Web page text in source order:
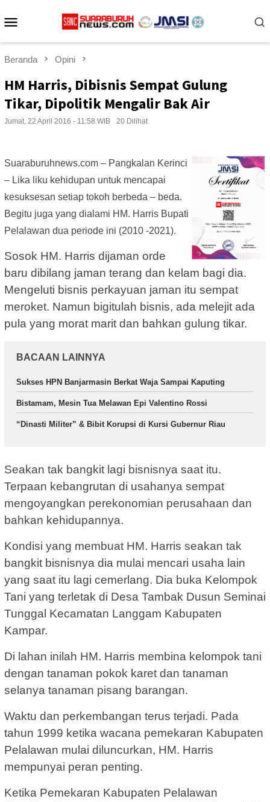
ke
Beranda Opini
HM Harris, Dibisnis Sempat Gulung
Tikar, Dipolitik Mengalir Bak Air
Jumat, 22 April 2016 - 11:58 WIB 20 Dilihat
Suaraburuhnews.com – Pangkalan Kerinci
– Lika liku kehidupan untuk mencapai
kesuksesan setiap tokoh berbeda – beda.
Begitu juga yang dialami HM. Harris Bupati
Pelalawan dua periode ini (2010 -2021).
Sosok HM. Harris dijaman orde
baru dibilang jaman terang dan kelam bagi dia.
Mengeluti bisnis perkayuan jaman itu sempat
meroket. Namun bigitulah bisnis, ada melejit ada
pula yang morat marit dan bahkan gulung tikar.
BACAAN LAINNYA
Sukses HPN Banjarmasin Berkat Waja Sampai Kaputing
Bistamam, Mesin Tua Melawan Epi Valentino Rossi
“Dinasti Militer” & Bibit Korupsi di Kursi Gubernur Riau
Seakan tak bangkit lagi bisnisnya saat itu.
Terpaan kebangrutan di usahanya sempat
mengoyangkan perekonomian perusahaan dan
bahkan kehidupannya.
Kondisi yang membuat HM. Harris seakan tak
bangkit bisnisnya dia mulai mencari usaha lain
yang saat itu lagi cemerlang. Dia buka Kelompok
Tani yang terletak di Desa Tambak Dusun Seminai
Tunggal Kecamatan Langgam Kabupaten
Kampar.
Di lahan inilah HM. Harris membina kelompok tani
dengan tanaman pokok karet dan tanaman
selanya tanaman pisang barangan.
Waktu dan perkembangan terus terjadi. Pada
tahun 1999 ketika wacana pemekaran Kabupaten
Pelalawan mulai diluncurkan, HM. Harris
mempunyai peran penting.
Ketika Pemekaran Kabupaten Pelalawan